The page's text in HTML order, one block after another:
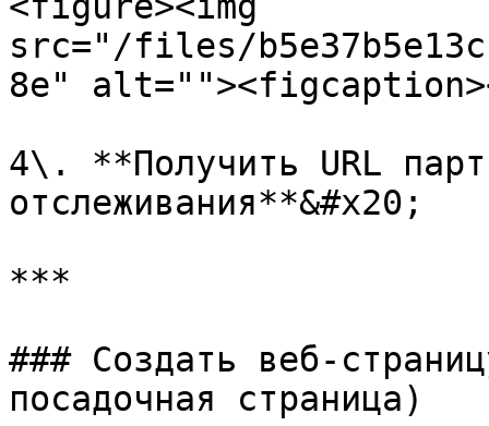
src="/files/
8e"
4\. **Получить URL
отслеживания**&#x20;
***
### Создать веб-
посадочная страница)